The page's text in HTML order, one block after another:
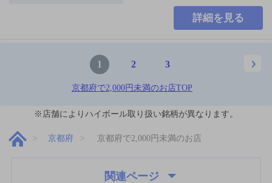
詳細を見る
1 2 3
京都府で2,000円未満のお店TOP
※店舗によりハイボール取り扱い銘柄が異なります。
京都府 京都府で2,000円未満のお店
関連ページ